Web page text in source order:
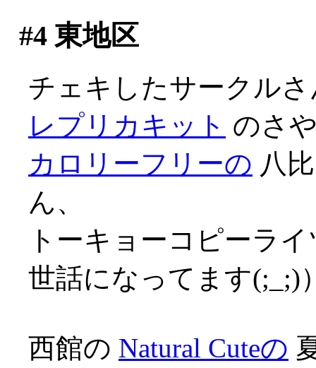
#4東地区
チェキしたサークル
レプリカキット のさ
カロリーフリーの 八
ん、
トーキョーコピーラ
世話になってます(;_;)
西館の Natural Cuteの